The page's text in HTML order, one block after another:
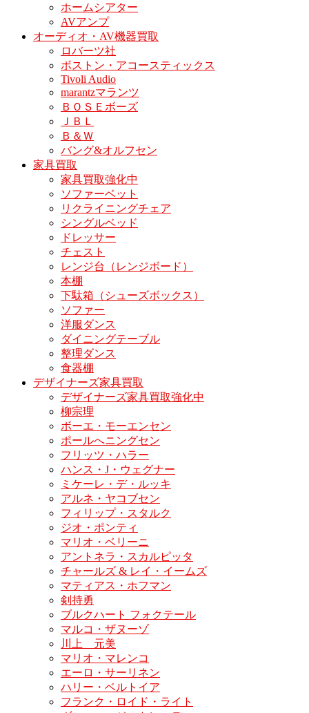
ホームシアター
AVアンプ
オーディオ・AV機器買取
ロバーツ社
ボストン・アコースティックス
Tivoli Audio
marantzマランツ
ＢＯＳＥボーズ
ＪＢＬ
Ｂ＆Ｗ
バング&オルフセン
家具買取
家具買取強化中
ソファーベット
リクライニングチェア
シングルベッド
ドレッサー
チェスト
レンジ台（レンジボード）
本棚
下駄箱（シューズボックス）
ソファー
洋服ダンス
ダイニングテーブル
整理ダンス
食器棚
デザイナーズ家具買取
デザイナーズ家具買取強化中
柳宗理
ボーエ・モーエンセン
ポールへニングセン
フリッツ・ハラー
ハンス・J・ウェグナー
ミケーレ・デ・ルッキ
アルネ・ヤコブセン
フィリップ・スタルク
ジオ・ポンティ
マリオ・ベリーニ
アントネラ・スカルピッタ
チャールズ & レイ・イームズ
マティアス・ホフマン
剣持勇
ブルクハート フォクテール
マルコ・ザヌーゾ
川上 元美
マリオ・マレンコ
エーロ・サーリネン
ハリー・ベルトイア
フランク・ロイド・ライト